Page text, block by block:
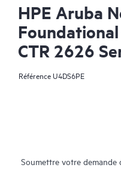
HPE Aruba
CTR 2626
RéférenceU4DS6PE
Soumettre votre demande